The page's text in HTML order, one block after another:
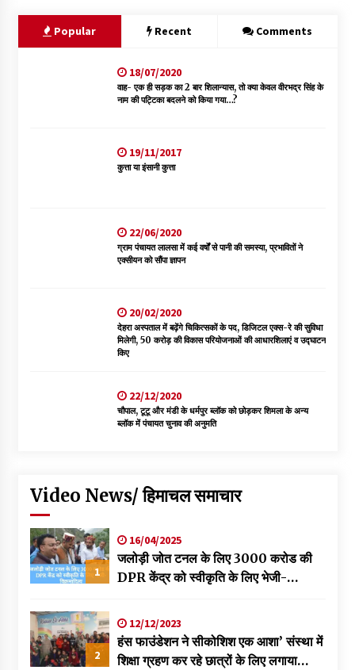
08/08/2026
चंबा में बड़ा बस सड़क हादसा, 3 की मौत कई गंभीर घायल, बैरागढ़ से चंबा आ
रही थी निजी बस शर्मा कोच
08/08/2026
चौपाल विधायक पर BDC सदस्य राजेश रढाइक का तीखा हमला, मांगा
इस्तीफा
सुक्खू करेंगे ध्वजारोहण
07/08/2026
तक आयोजित होगी 27वीं वार्षिक खेलकूद प्रतियोगिता
07/08/2026
Popular Recent Comments
18/07/2020
वाह- एक ही सड़क का 2 बार शिलान्यास, तो क्या केवल वीरभद्र सिंह के
नाम की पट्टिका बदलने को किया गया…?
19/11/2017
कुत्ता या इंसानी कुत्ता
22/06/2020
ग्राम पंचायत लालसा में कई वर्षों से पानी की समस्या, प्रभावितों ने
एक्सीयन को सौंपा ज्ञापन
20/02/2020
देहरा अस्पताल में बढ़ेंगे चिकित्सकों के पद, डिजिटल एक्स-रे की सुविधा
मिलेगी, 50 करोड़ की विकास परियोजनाओं की आधारशिलाएं व उद्घाटन
किए
22/12/2020
चौपाल, टूटू और मंडी के धर्मपुर ब्लॉक को छोड़कर शिमला के अन्य
ब्लॉक में पंचायत चुनाव की अनुमति
Video News/ हिमाचल समाचार
1
16/04/2025
जलोड़ी जोत टनल के लिए 3000 करोड की
DPR केंद्र को स्वीकृति के लिए भेजी-
2
12/12/2023
हंस फाउंडेशन ने सीकोशिश एक आशा’ संस्था में
शिक्षा ग्रहण कर रहे छात्रों के लिए लगाया